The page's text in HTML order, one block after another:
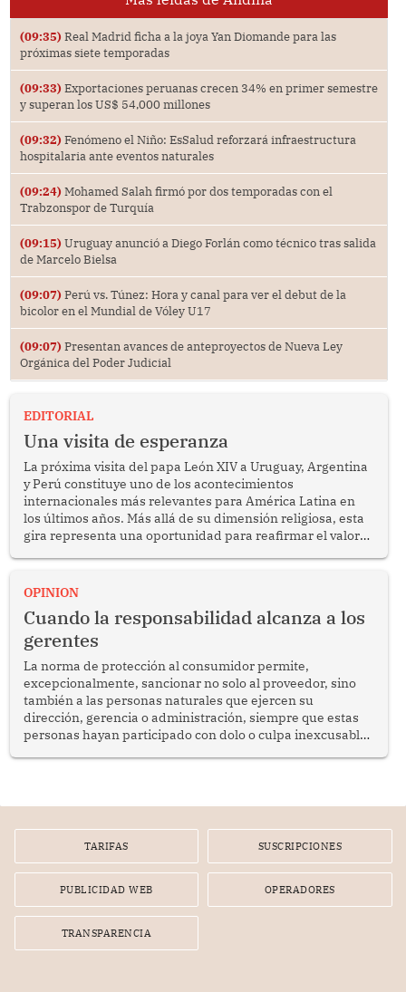
(09:35) Real Madrid ficha a la joya Yan Diomande para las
próximas siete temporadas
(09:33) Exportaciones peruanas crecen 34% en primer semestre
y superan los US$ 54,000 millones
(09:32) Fenómeno el Niño: EsSalud reforzará infraestructura
hospitalaria ante eventos naturales
(09:24) Mohamed Salah firmó por dos temporadas con el
Trabzonspor de Turquía
(09:15) Uruguay anunció a Diego Forlán como técnico tras salida
de Marcelo Bielsa
(09:07) Perú vs. Túnez: Hora y canal para ver el debut de la
bicolor en el Mundial de Vóley U17
(09:07) Presentan avances de anteproyectos de Nueva Ley
Orgánica del Poder Judicial
EDITORIAL
Una visita de esperanza
La próxima visita del papa León XIV a Uruguay, Argentina
y Perú constituye uno de los acontecimientos
internacionales más relevantes para América Latina en
los últimos años. Más allá de su dimensión religiosa, esta
gira representa una oportunidad para reafirmar el valor
enfrenta desafíos en materia de desarrollo, cohesión
OPINION
Cuando la responsabilidad alcanza a los
gerentes
La norma de protección al consumidor permite,
excepcionalmente, sancionar no solo al proveedor, sino
también a las personas naturales que ejercen su
dirección, gerencia o administración, siempre que estas
personas hayan participado con dolo o culpa inexcusable
por la frustrada realización de un meet and greet con
TARIFAS SUSCRIPCIONES
PUBLICIDAD WEB OPERADORES
TRANSPARENCIA